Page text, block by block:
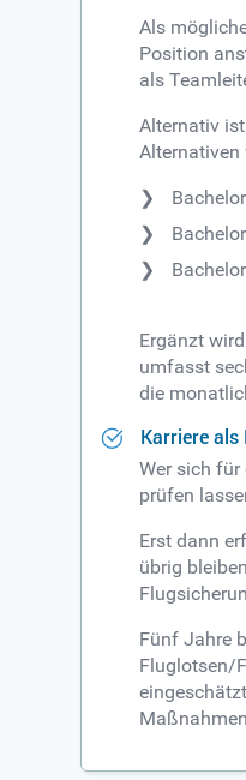
Als
Position
als
Alternativ
Ergänzt
umfasst
die
Karriere
Wer sich
prüfen
Erst dann
übrig
Fünf Jahre
Fluglotsen/